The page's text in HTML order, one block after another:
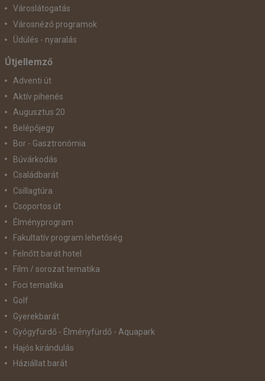
Városlátogatás
Városnéző programok
Üdülés - nyaralás
Útjellemző
Adventi út
Aktív pihenés
Augusztus 20
Belépőjegy
Bor - Gasztronómia
Búvárkodás
Családbarát
Csillagtúra
Csoportos út
Élményprogram
Fakultatív program lehetőség
Felnőtt barát hotel
Film / sorozat tematika
Foci tematika
Golf
Gyerekbarát
Gyógyfürdő - Élményfürdő - Aquapark
Hajós kirándulás
Háziállat barát